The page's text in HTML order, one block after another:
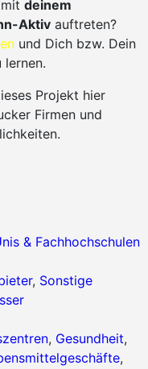
deinem
Aktiv auftreten?
und Dich bzw. Dein
lernen.
Projekt hier
Firmen und
& Fachhochschulen
, Sonstige
, Gesundheit,
,